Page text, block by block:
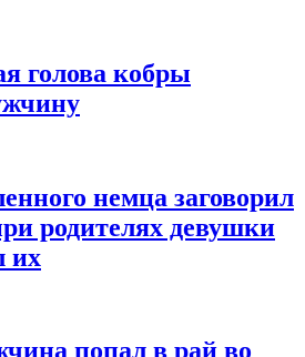
голова кобры
немца заговорил
родителях девушки
их
попал в рай во